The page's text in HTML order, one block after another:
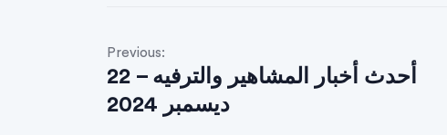
Previous:
أحدث أخبار المشاهير والترفيه – 22
ديسمبر 2024